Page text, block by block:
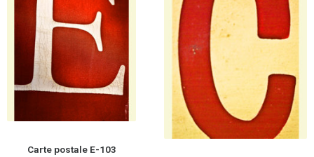
Carte postale E-103